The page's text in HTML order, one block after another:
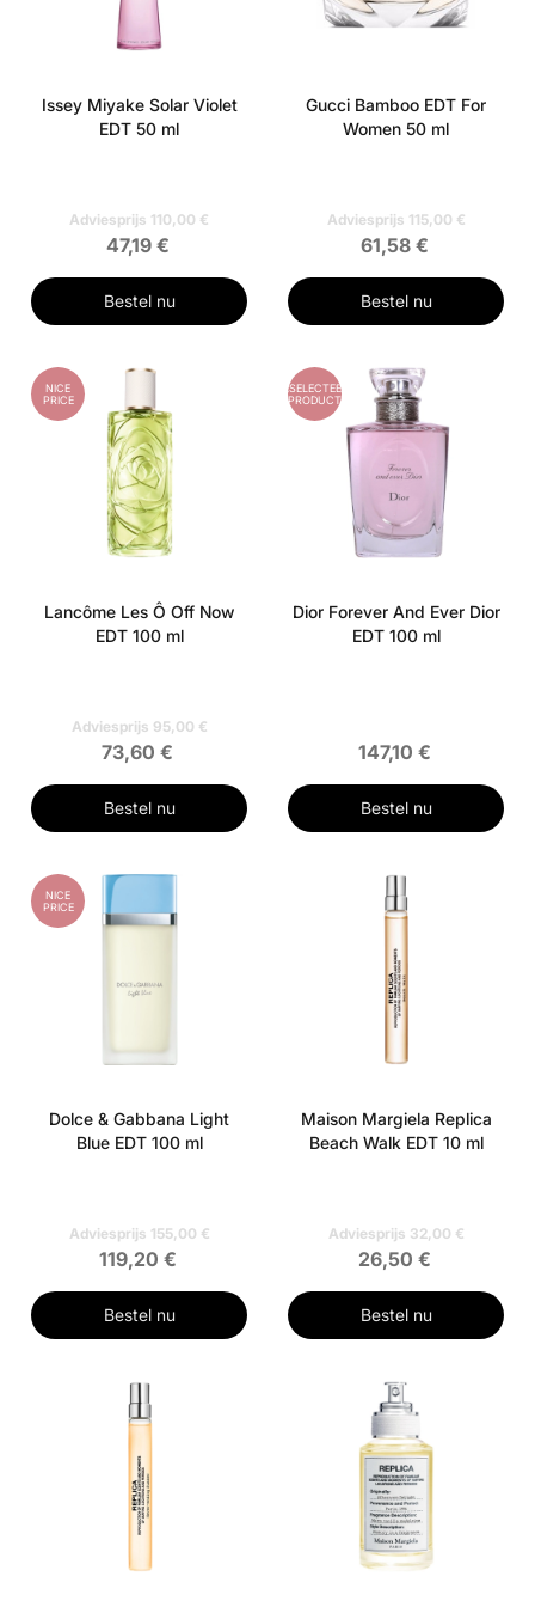
Issey Miyake Solar Violet
EDT 50 ml
Adviesprijs 110,00 €
47,19 €
Bestel nu
Gucci Bamboo EDT For
Women 50 ml
Adviesprijs 115,00 €
61,58 €
Bestel nu
NICE
PRICE
Lancôme Les Ô Off Now
EDT 100 ml
Adviesprijs 95,00 €
73,60 €
Bestel nu
GESELECTEERD
PRODUCT
Dior Forever And Ever Dior
EDT 100 ml
147,10 €
Bestel nu
NICE
PRICE
Dolce & Gabbana Light
Blue EDT 100 ml
Adviesprijs 155,00 €
119,20 €
Bestel nu
Maison Margiela Replica
Beach Walk EDT 10 ml
Adviesprijs 32,00 €
26,50 €
Bestel nu